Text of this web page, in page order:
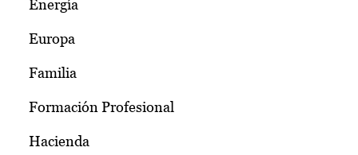
Energía
Europa
Familia
Formación Profesional
Hacienda